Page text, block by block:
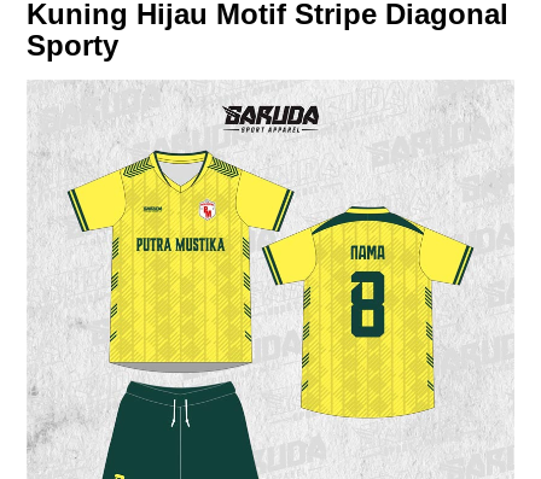
Kuning Hijau Motif Stripe Diagonal
Sporty